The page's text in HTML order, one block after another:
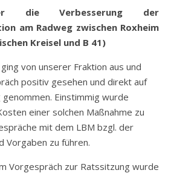
die Verbesserung der
am Radweg zwischen Roxheim
Kreisel und B 41)
von unserer Fraktion aus und
positiv gesehen und direkt auf
Einstimmig wurde
einer solchen Maßnahme zu
mit dem LBM bzgl. der
Vorgaben zu führen.
Vorgespräch zur Ratssitzung wurde